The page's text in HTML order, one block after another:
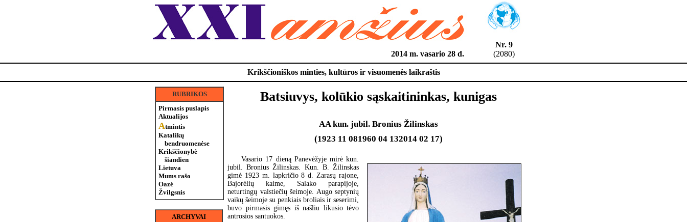
2014 m. vasario 28 d.
Nr. 9
(2080)
Krikščioniškos minties, kultūros ir visuomenės laikraštis
RUBRIKOS
Pirmasis puslapis
Aktualijos
Atmintis
Katalikų
bendruomenėse
Krikščionybė
šiandien
Lietuva
Mums rašo
Oazė
Žvilgsnis
ARCHYVAI
Batsiuvys, kolūkio sąskaitininkas, kunigas
AA kun. jubil. Bronius Žilinskas
(1923 11 081960 04 132014 02 17)
Vasario 17 dieną Panevėžyje mirė kun.
jubil. Bronius Žilinskas. Kun. B. Žilinskas
gimė 1923 m. lapkričio 8 d. Zarasų rajone,
Bajorėlių kaime, Salako parapijoje,
neturtingų valstiečių šeimoje. Augo septynių
vaikų šeimoje su penkiais broliais ir seserimi,
buvo pirmasis gimęs iš našliu likusio tėvo
antrosios santuokos.